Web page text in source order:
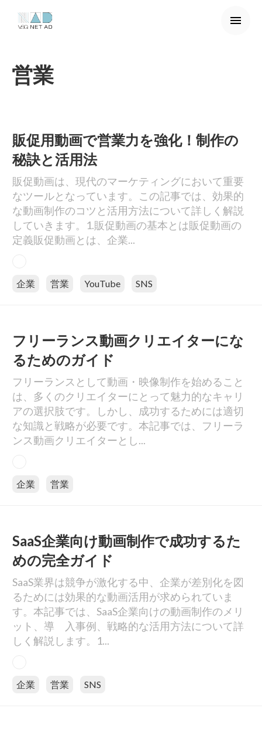
arrow_back
営業
販促用動画で営業力を強化！制作の
秘訣と活用法
販促動画は、現代のマーケティングにおいて重要
なツールとなっています。この記事では、効果的
な動画制作のコツと活用方法について詳しく解説
していきます。1.販促動画の基本とは販促動画の
定義販促動画とは、企業...
企業 営業 YouTube SNS
フリーランス動画クリエイターにな
るためのガイド
フリーランスとして動画・映像制作を始めること
は、多くのクリエイターにとって魅力的なキャリ
アの選択肢です。しかし、成功するためには適切
な知識と戦略が必要です。本記事では、フリーラ
ンス動画クリエイターとし...
企業 営業
SaaS企業向け動画制作で成功するた
めの完全ガイド
SaaS業界は競争が激化する中、企業が差別化を図
るためには効果的な動画活用が求められていま
す。本記事では、SaaS企業向けの動画制作のメリ
ット、導 入事例、戦略的な活用方法について詳
しく解説します。1...
企業 営業 SNS
menu